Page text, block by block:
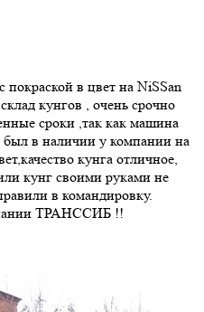
в цвет на NiSSan
кунгов , очень срочно
сроки ,так как машина
был в наличии у компании на
кунга отличное,
кунг своими руками не
в командировку.
ТРАНССИБ !!